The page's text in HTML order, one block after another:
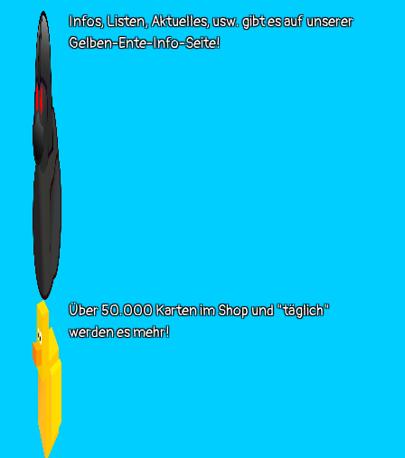
Infos, Listen, Aktuelles, usw. gibt es auf unserer
Gelben-Ente-Info-Seite!
Über 50.000 Karten im Shop und "täglich"
werden es mehr!